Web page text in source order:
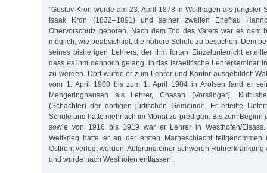
"Gustav Kron wurde am 23. April 1878 in Wolfhagen als jüngster
Isaak Kron (1832–1891) und seiner zweiten Ehefrau
Obervorschütz geboren. Nach dem Tod des Vaters war es dem
möglich, wie beabsichtigt, die höhere Schule zu besuchen. Dem
seines bisherigen Lehrers, der ihm fortan Einzelunterricht
dass es ihm dennoch gelang, in das Israelitische Lehrerseminar
zu werden. Dort wurde er zum Lehrer und Kantor ausgebildet:
vom 1. April 1900 bis zum 1. April 1904 in Arolsen fand er
Mengeringhausen als Lehrer, Chasan (Vorsänger),
(Schächter) der dortigen jüdischen Gemeinde. Er erteilte
Schule und hatte mehrfach im Monat zu predigen. Bis zum Beginn
sowie von 1916 bis 1919 war er Lehrer in Westhofen/
Weltkrieg hatte er an der ersten Marneschlacht
Ostfront verlegt worden. Aufgrund einer schweren Ruhrerkrankung
und wurde nach Westhofen entlassen.